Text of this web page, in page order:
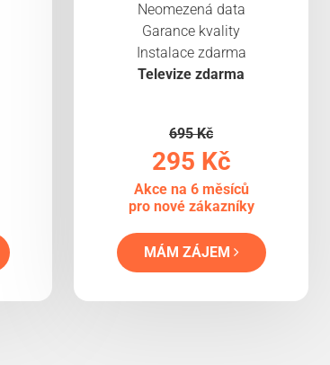
Neomezená data
Garance kvality
Instalace zdarma
Televize zdarma
695 Kč
295 Kč
Akce na 6 měsíců
pro nové zákazníky
MÁM ZÁJEM